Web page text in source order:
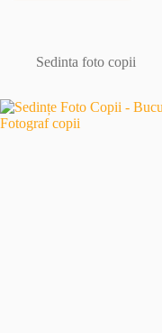
Îmbrățișând
Momentelor
Unice
Sedinta foto copii